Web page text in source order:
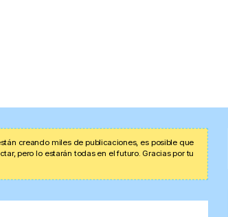
creando miles de publicaciones, es posible que
pero lo estarán todas en el futuro. Gracias por tu